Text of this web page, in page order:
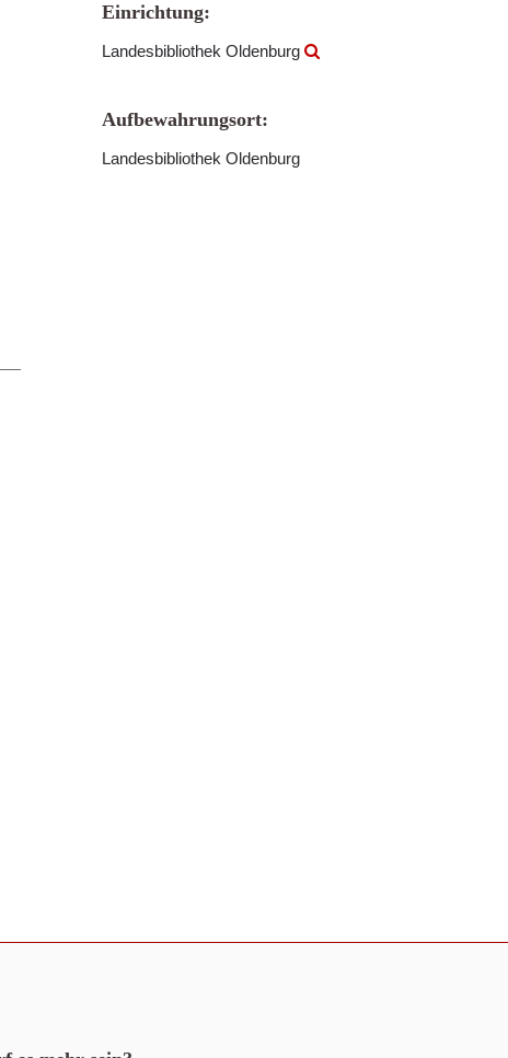
Einrichtung:
Landesbibliothek Oldenburg
Aufbewahrungsort:
Landesbibliothek Oldenburg